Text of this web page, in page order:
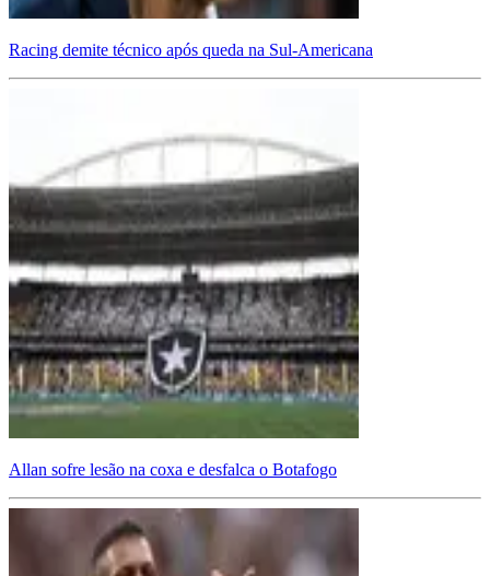
Racing demite técnico após queda na Sul-Americana
Allan sofre lesão na coxa e desfalca o Botafogo